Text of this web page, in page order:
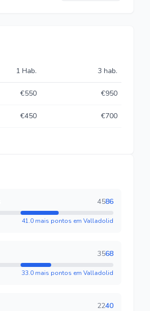
1 Hab. 3 hab.
€550 €950
€450 €700
4586
41.0 mais pontos em Valladolid
3568
33.0 mais pontos em Valladolid
2240